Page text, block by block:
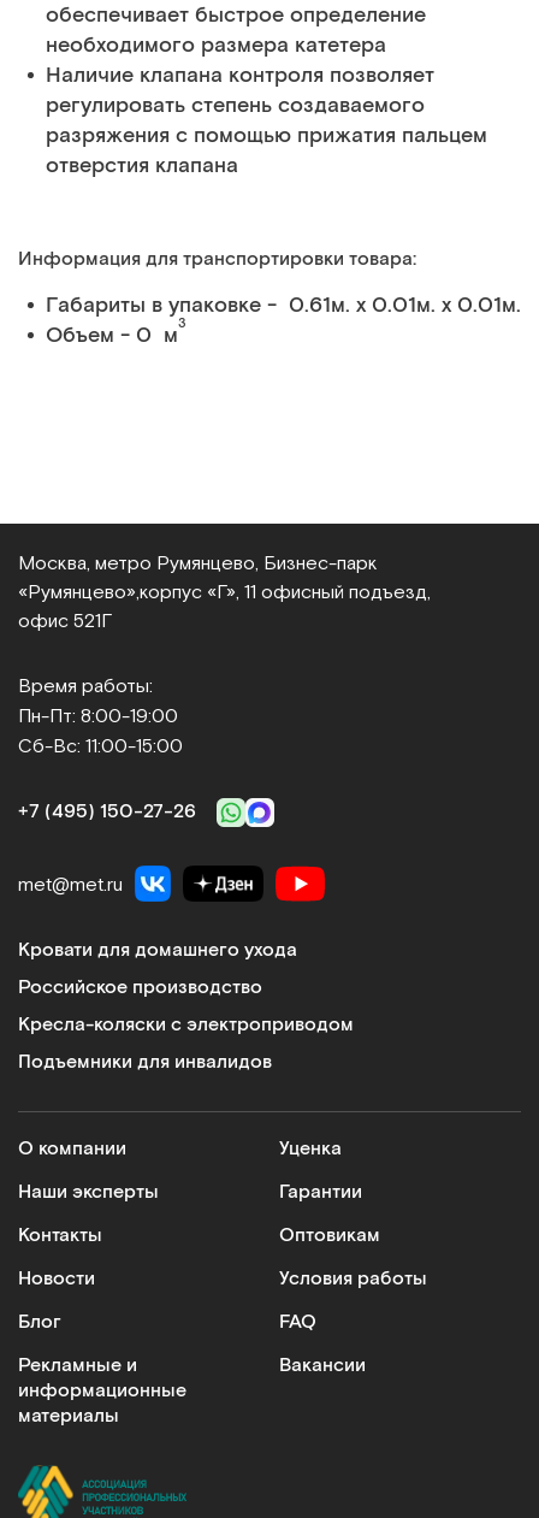
обеспечивает быстрое определение
необходимого размера катетера
Наличие клапана контроля позволяет
регулировать степень создаваемого
разряжения с помощью прижатия пальцем
отверстия клапана
Информация для транспортировки товара:
Габариты в упаковке - 0.61м. x 0.01м. x 0.01м.
Объем - 0 м3
Москва, метро Румянцево, Бизнес‑парк
«Румянцево», корпус «Г», 11 офисный подъезд,
офис 521Г
Время работы:
Пн-Пт: 8:00-19:00
Сб-Вс: 11:00-15:00
+7 (495) 150‑27‑26
met@met.ru
Кровати для домашнего ухода
Российское производство
Кресла-коляски с электроприводом
Подъемники для инвалидов
О компании
Наши эксперты
Контакты
Новости
Блог
Рекламные и
информационные
материалы
Уценка
Гарантии
Оптовикам
Условия работы
FAQ
Вакансии